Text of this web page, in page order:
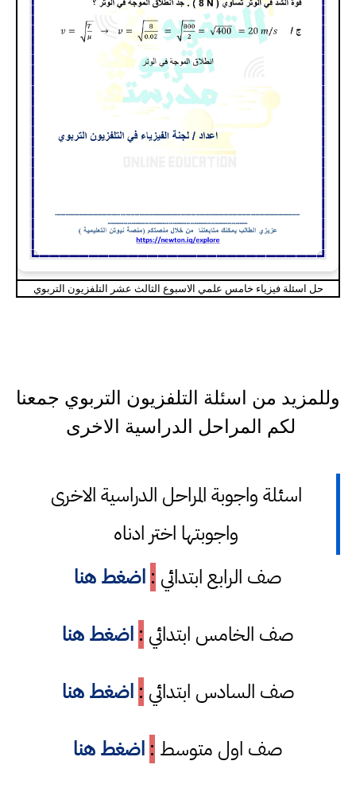
حل اسئلة فيزياء خامس علمي الاسبوع الثالث عشر التلفزيون التربوي
وللمزيد من اسئلة التلفزيون التربوي جمعنا
لكم المراحل الدراسية الاخرى
اسئلة واجوبة المراحل الدراسية الاخرى
واجوبتها اختر ادناه
صف الرابع ابتدائي : اضغط هنا
صف الخامس ابتدائي : اضغط هنا
صف السادس ابتدائي : اضغط هنا
صف اول متوسط : اضغط هنا